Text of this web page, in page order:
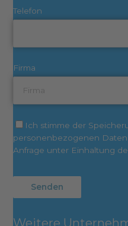
Telefon
Firma
Ich stimme der
personenbezogenen
Anfrage unter Einhaltung